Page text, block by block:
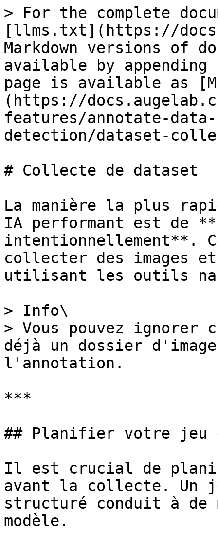
> For the complete
[llms.txt](https://
Markdown versions of
available by
page is available as
(https://
features/annotate-
detection/dataset-
# Collecte de dataset
La manière la plus
IA performant est de
intentionnellement**.
collecter des images
utilisant les outils
> Info\
> Vous pouvez ignorer
déjà un dossier
l'annotation.
***
## Planifier votre jeu
Il est crucial de
avant la collecte. Un
structuré conduit à de
modèle.